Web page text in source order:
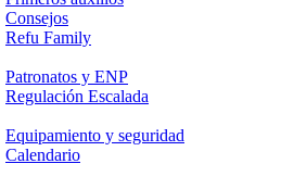
Consejos
Refu Family
Patronatos y ENP
Regulación Escalada
Equipamiento y seguridad
Calendario